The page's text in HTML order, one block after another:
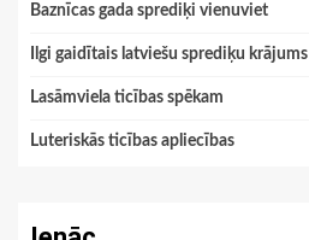
Baznīcas gada sprediķi vienuviet
Ilgi gaidītais latviešu sprediķu krājums
Lasāmviela ticības spēkam
Luteriskās ticības apliecības